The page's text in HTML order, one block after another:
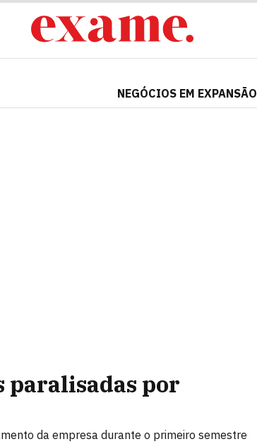
NEGÓCIOS EM EXPANSÃO
paralisadas por
da empresa durante o primeiro semestre